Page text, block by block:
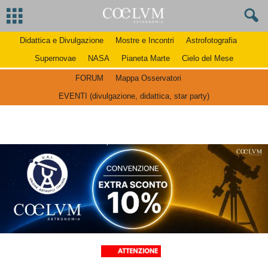
Didattica e Divulgazione Mostre e Incontri
Astrofotografia
Supernovae
NASA Pianeta Marte Cielo del Mese
FORUM
Mappa Osservatori
EVENTI (divulgazione, didattica, star party)